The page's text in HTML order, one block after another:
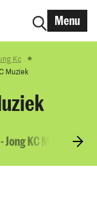
Menu
Kc
Muziek
Jong KC Muziek